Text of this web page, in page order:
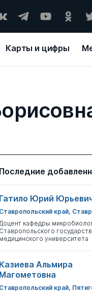
Карты и цифры
Последние
Гатило Юрий
Ставропольский край,
кафедры
Ставропольского
медицинского университета
Казиева Альмира
Магометовна
Ставропольский край,